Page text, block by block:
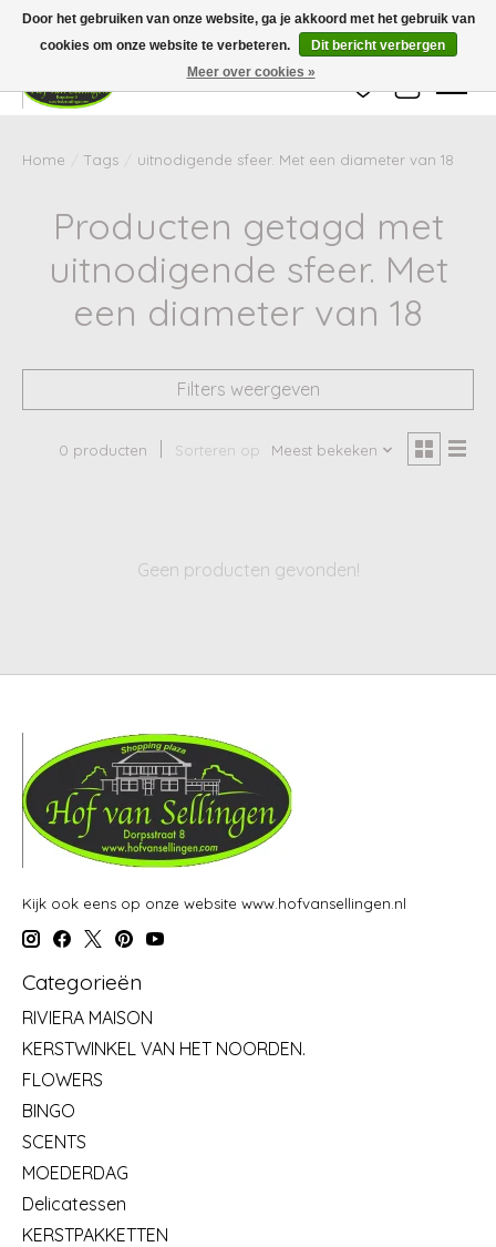
Wij zijn gesloten van 24 december tot en met 25 januari. Houd er rekening mee
dat de levertijd van uw bestelling in deze periode langer kan zijn dan
gebruikelijk.
Verlanglijst
Home Tags uitnodigende sfeer. Met een diameter van 18
Producten getagd met
uitnodigende sfeer. Met
een diameter van 18
Filters weergeven
0 producten Sorteren op Meest bekeken
Geen producten gevonden!
Kijk ook eens op onze website www.hofvansellingen.nl
Categorieën
RIVIERA MAISON
KERSTWINKEL VAN HET NOORDEN.
FLOWERS
BINGO
SCENTS
MOEDERDAG
Delicatessen
KERSTPAKKETTEN
Door het gebruiken van onze website, ga je akkoord met het gebruik van
cookies om onze website te verbeteren.
Dit bericht verbergen
Meer over cookies »